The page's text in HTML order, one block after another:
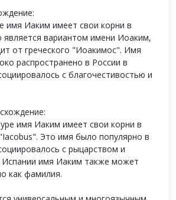
имя Иаким имеет свои корни в
является вариантом имени Иоаким,
от греческого "Иоакимос". Имя
распространено в России в
с благочестивостью и
имя Иаким имеет свои корни в
Это имя было популярно в
с рыцарством и
имя Иаким также может
как фамилия.